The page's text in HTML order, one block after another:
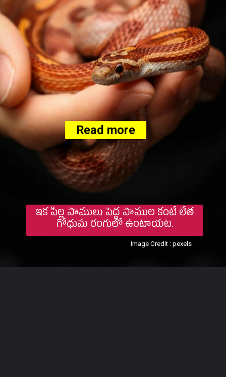
Image Credit : pexels
ఇక పిల్ల పాములు పెద్ద పాముల కంటే లేత
గోధుమ రంగులో ఉంటాయట.
Read more